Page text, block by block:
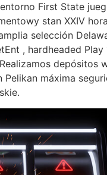
First State
stan XXIV
selección
, hardheaded
depósitos
máxima